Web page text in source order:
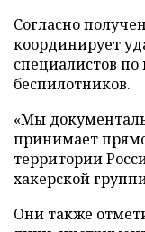
Согласно
координирует
специалистов
беспилотников.
«Мы
принимает
территории
хакерской
Они также